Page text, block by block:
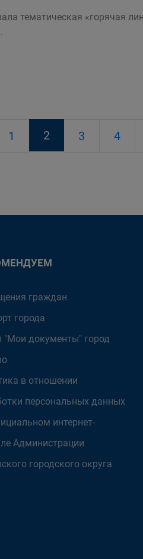
тематическая «горячая
1 2 3 4
граждан
города
"Мои документы" город
в отношении
персональных данных
интернет-
Администрации
городского округа